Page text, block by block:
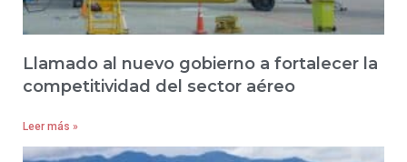
Llamado al nuevo gobierno a fortalecer la
competitividad del sector aéreo
Leer más »